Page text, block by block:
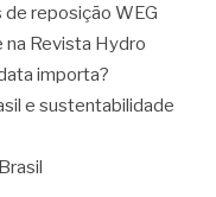
reposição WEG
Revista Hydro
importa?
e sustentabilidade